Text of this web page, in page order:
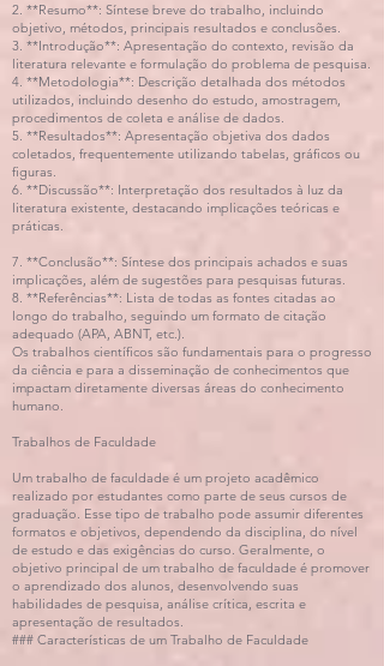
2. **Resumo**: Síntese breve do trabalho, incluindo
objetivo, métodos, principais resultados e conclusões.
3. **Introdução**: Apresentação do contexto, revisão da
literatura relevante e formulação do problema de pesquisa.
4. **Metodologia**: Descrição detalhada dos métodos
utilizados, incluindo desenho do estudo, amostragem,
procedimentos de coleta e análise de dados.
5. **Resultados**: Apresentação objetiva dos dados
coletados, frequentemente utilizando tabelas, gráficos ou
figuras.
6. **Discussão**: Interpretação dos resultados à luz da
literatura existente, destacando implicações teóricas e
práticas.
7. **Conclusão**: Síntese dos principais achados e suas
implicações, além de sugestões para pesquisas futuras.
8. **Referências**: Lista de todas as fontes citadas ao
longo do trabalho, seguindo um formato de citação
adequado (APA, ABNT, etc.).
Os trabalhos científicos são fundamentais para o progresso
da ciência e para a disseminação de conhecimentos que
impactam diretamente diversas áreas do conhecimento
humano.
Trabalhos de Faculdade
Um trabalho de faculdade é um projeto acadêmico
realizado por estudantes como parte de seus cursos de
graduação. Esse tipo de trabalho pode assumir diferentes
formatos e objetivos, dependendo da disciplina, do nível
de estudo e das exigências do curso. Geralmente, o
objetivo principal de um trabalho de faculdade é promover
o aprendizado dos alunos, desenvolvendo suas
habilidades de pesquisa, análise crítica, escrita e
apresentação de resultados.
### Características de um Trabalho de Faculdade